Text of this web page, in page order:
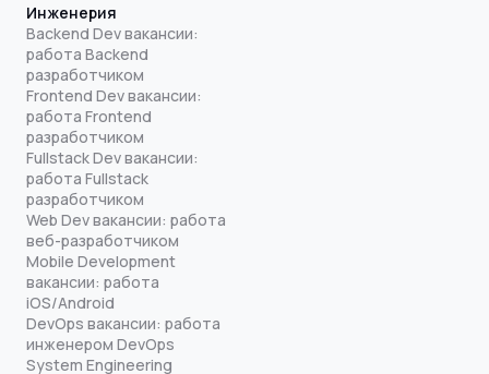
Инженерия
Backend Dev вакансии:
работа Backend
разработчиком
Frontend Dev вакансии:
работа Frontend
разработчиком
Fullstack Dev вакансии:
работа Fullstack
разработчиком
Web Dev вакансии: работа
веб-разработчиком
Mobile Development
вакансии: работа
iOS/Android
DevOps вакансии: работа
инженером DevOps
System Engineering